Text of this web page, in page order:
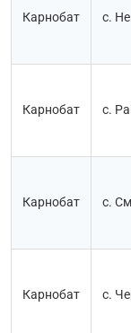
Карнобат с.
Карнобат с.
Карнобат с.
Карнобат с.